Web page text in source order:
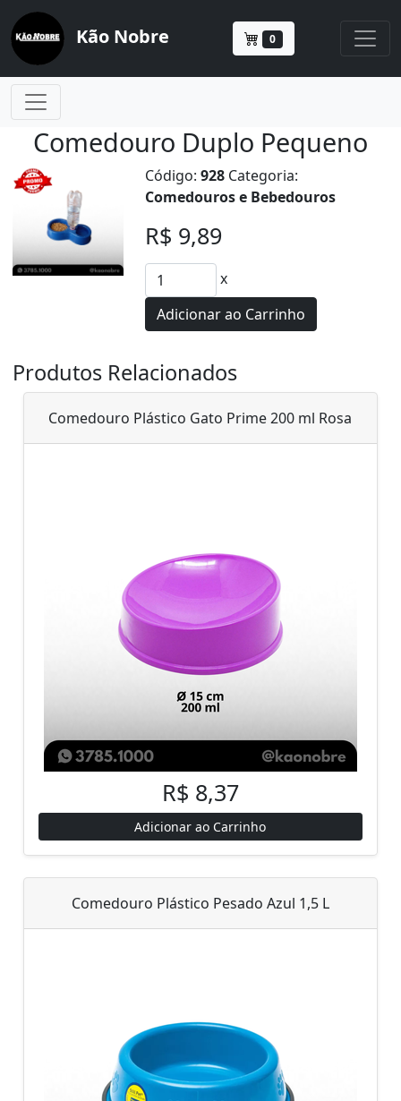
Kão Nobre 0
Comedouro Duplo Pequeno
Código:928 Categoria:
Comedouros e Bebedouros
R$ 9,89
x
Adicionar ao Carrinho
Produtos Relacionados
Comedouro Plástico Gato Prime 200 ml Rosa
R$ 8,37
Adicionar ao Carrinho
Comedouro Plástico Pesado Azul 1,5 L